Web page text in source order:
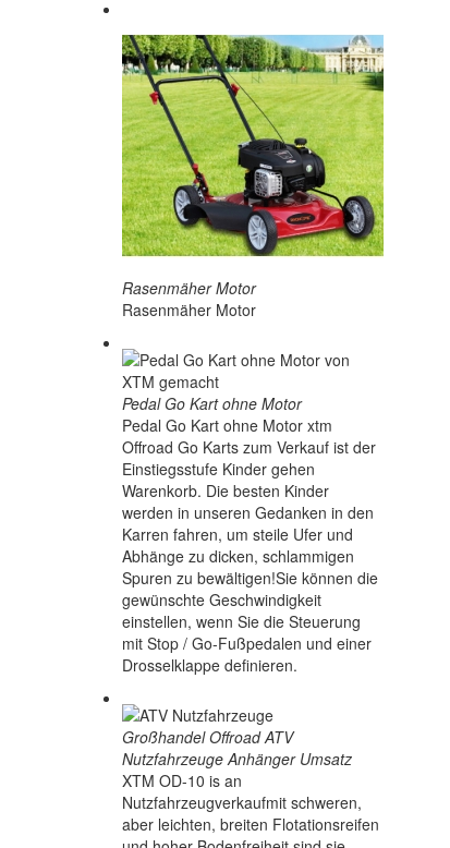
Rasenmäher Motor
Rasenmäher Motor
Pedal Go Kart ohne Motor
Pedal Go Kart ohne Motor xtm
Offroad Go Karts zum Verkauf ist der
Einstiegsstufe Kinder gehen
Warenkorb. Die besten Kinder
werden in unseren Gedanken in den
Karren fahren, um steile Ufer und
Abhänge zu dicken, schlammigen
Spuren zu bewältigen!Sie können die
gewünschte Geschwindigkeit
einstellen, wenn Sie die Steuerung
mit Stop / Go-Fußpedalen und einer
Drosselklappe definieren.
Großhandel Offroad ATV
Nutzfahrzeuge Anhänger Umsatz
XTM OD-10 is an
Nutzfahrzeugverkaufmit schweren,
aber leichten, breiten Flotationsreifen